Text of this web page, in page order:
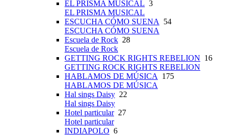
EL PRISMA MUSICAL 3
EL PRISMA MUSICAL
ESCUCHA CÓMO SUENA
54
ESCUCHA CÓMO SUENA
Escuela de Rock 28
Escuela de Rock
GETTING ROCK RIGHTS REBELION 16
GETTING ROCK RIGHTS REBELION
HABLAMOS DE MÚSICA
175
HABLAMOS DE MÚSICA
Hal sings Daisy 22
Hal sings Daisy
Hotel particular27
Hotel particular
INDIAPOLO 6